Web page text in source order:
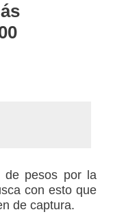
de pesos por la
con esto que
de captura.